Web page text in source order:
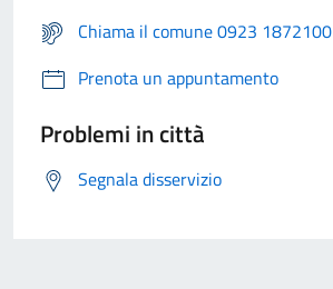
Chiama il comune 0923 1872100
Prenota un appuntamento
Problemi in città
Segnala disservizio